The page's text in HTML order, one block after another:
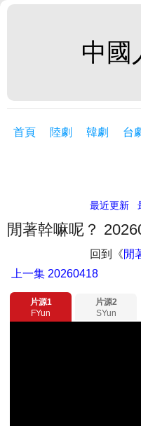
中國
首頁 陸劇 韓劇 台
最近更新
閒著幹嘛呢？
回到《閒
上一集 20260418
片源1
FYun
片源2
SYun